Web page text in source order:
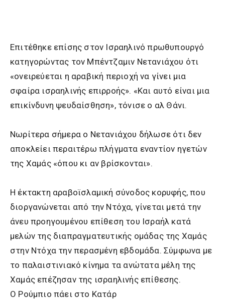
Επιτέθηκε επίσης στον Ισραηλινό πρωθυπουργό
κατηγορώντας τον Μπέντζαμιν Νετανιάχου ότι
«ονειρεύεται η αραβική περιοχή να γίνει μια
σφαίρα ισραηλινής επιρροής». «Και αυτό είναι μια
επικίνδυνη ψευδαίσθηση», τόνισε ο αλ Θάνι.
Νωρίτερα σήμερα ο Νετανιάχου δήλωσε ότι δεν
αποκλείει περαιτέρω πλήγματα εναντίον ηγετών
της Χαμάς «όπου κι αν βρίσκονται».
Η έκτακτη αραβοϊσλαμική σύνοδος κορυφής, που
διοργανώνεται από την Ντόχα, γίνεται μετά την
άνευ προηγουμένου επίθεση του Ισραήλ κατά
μελών της διαπραγματευτικής ομάδας της Χαμάς
στην Ντόχα την περασμένη εβδομάδα. Σύμφωνα με
το παλαιστινιακό κίνημα τα ανώτατα μέλη της
Χαμάς επέζησαν της ισραηλινής επίθεσης.
Ο Ρούμπιο πάει στο Κατάρ